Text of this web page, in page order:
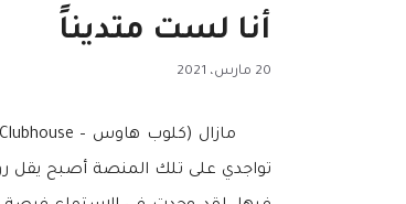
أنا لست متديناً
20 مارس، 2021
تواجدي على تلك المنصة أصبح يقل